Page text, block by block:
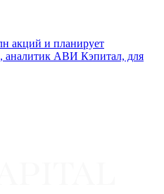
акций и планирует
аналитик АВИ Кэпитал, для